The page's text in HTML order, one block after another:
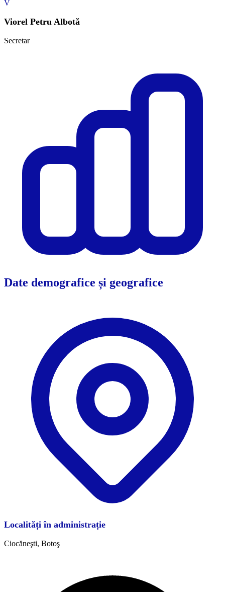
V
Viorel Petru Albotă
Secretar
Date demografice și geografice
Localități în administrație
Ciocăneşti, Botoş